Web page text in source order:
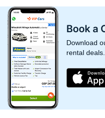
Book a
Download
rental deals.